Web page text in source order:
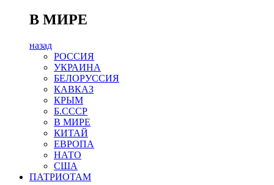
В МИРЕ
назад
РОСCИЯ
УКРАИНА
БЕЛОРУССИЯ
КАВКАЗ
КРЫМ
Б.СССР
В МИРЕ
КИТАЙ
ЕВРОПА
НАТО
США
ПАТРИОТАМ